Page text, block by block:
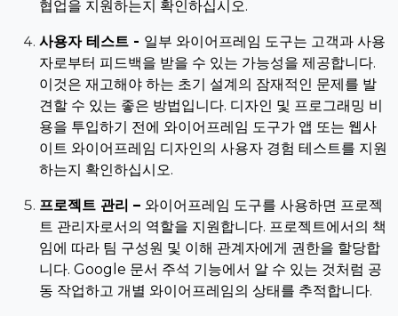
협업을 지원하는지 확인하십시오.
사용자 테스트 - 일부 와이어프레임 도구는 고객과 사용
자로부터 피드백을 받을 수 있는 가능성을 제공합니다.
이것은 재고해야 하는 초기 설계의 잠재적인 문제를 발
견할 수 있는 좋은 방법입니다. 디자인 및 프로그래밍 비
용을 투입하기 전에 와이어프레임 도구가 앱 또는 웹사
이트 와이어프레임 디자인의 사용자 경험 테스트를 지원
하는지 확인하십시오.
프로젝트 관리 – 와이어프레임 도구를 사용하면 프로젝
트 관리자로서의 역할을 지원합니다. 프로젝트에서의 책
임에 따라 팀 구성원 및 이해 관계자에게 권한을 할당합
니다. Google 문서 주석 기능에서 알 수 있는 것처럼 공
동 작업하고 개별 와이어프레임의 상태를 추적합니다.